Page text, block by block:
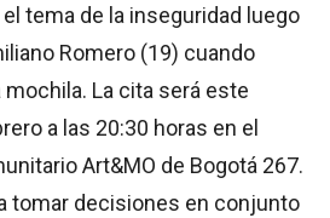
tema de la inseguridad luego
Romero (19) cuando
La cita será este
a las 20:30 horas en el
Art&MO de Bogotá 267.
tomar decisiones en conjunto